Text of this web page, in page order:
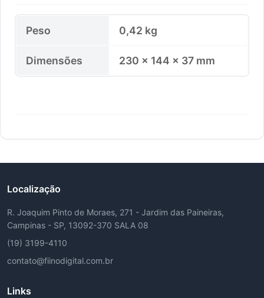
Peso 0,42 kg
Dimensões 230 × 144 × 37 mm
Localização
R. Joaquim Pinto de Moraes, 271 - Jardim das Paineiras,
Campinas - SP, 13092-370 SALA 08
(19) 3199-4110
contato@fiinodigital.com.br
Links